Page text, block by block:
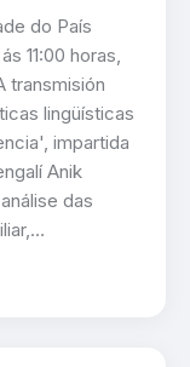
do País
11:00 horas,
transmisión
lingüísticas
impartida
Anik
das